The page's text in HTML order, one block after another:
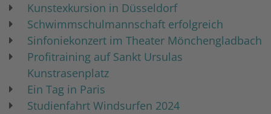
Kunstexkursion in Düsseldorf
Schwimmschulmannschaft erfolgreich
Sinfoniekonzert im Theater Mönchengladbach
Profitraining auf Sankt Ursulas
Kunstrasenplatz
Ein Tag in Paris
Studienfahrt Windsurfen 2024